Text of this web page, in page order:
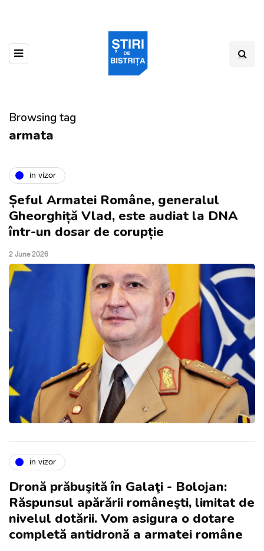
Browsing tag
armata
in vizor
Șeful Armatei Române, generalul
Gheorghiță Vlad, este audiat la DNA
într-un dosar de corupție
2 June 2026
in vizor
Dronă prăbuşită în Galaţi - Bolojan:
Răspunsul apărării româneşti, limitat de
nivelul dotării. Vom asigura o dotare
completă antidronă a armatei române